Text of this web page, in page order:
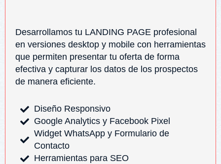
Desarrollamos tu LANDING PAGE profesional
en versiones desktop y mobile con herramientas
que permiten presentar tu oferta de forma
efectiva y capturar los datos de los prospectos
de manera eficiente.
Diseño Responsivo
Google Analytics y Facebook Pixel
Widget WhatsApp y Formulario de
Contacto
Herramientas para SEO